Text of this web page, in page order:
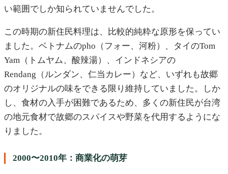
い範囲でしか知られていませんでした。
この時期の新住民料理は、比較的純粋な原形を保ってい
ました。ベトナムのpho（フォー、河粉）、タイのTom
Yam（トムヤム、酸辣湯）、インドネシアの
Rendang（ルンダン、仁当カレー）など、いずれも故郷
のオリジナルの味をできる限り維持していました。しか
し、食材の入手が困難であるため、多くの新住民が台湾
の地元食材で故郷のスパイスや野菜を代用するようにな
りました。
2000〜2010年：商業化の萌芽